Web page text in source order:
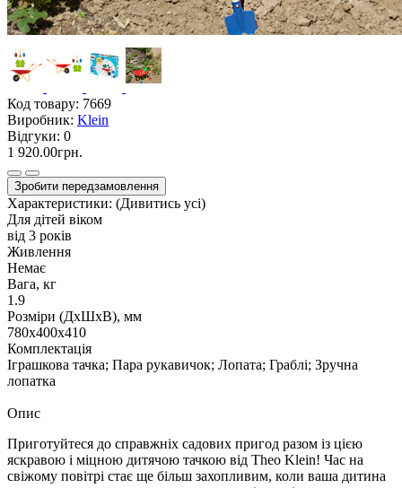
Код товару: 7669
Виробник: Klein
Відгуки: 0
1 920.00грн.
Зробити передзамовлення
Характеристики: (Дивитись усі)
Для дітей віком
від 3 років
Живлення
Немає
Вага, кг
1.9
Розміри (ДxШxВ), мм
780х400х410
Комплектація
Іграшкова тачка; Пара рукавичок; Лопата; Граблі; Зручна
лопатка
Опис
Приготуйтеся до справжніх садових пригод разом із цією
яскравою і міцною дитячою тачкою від Theo Klein! Час на
свіжому повітрі стає ще більш захопливим, коли ваша дитина